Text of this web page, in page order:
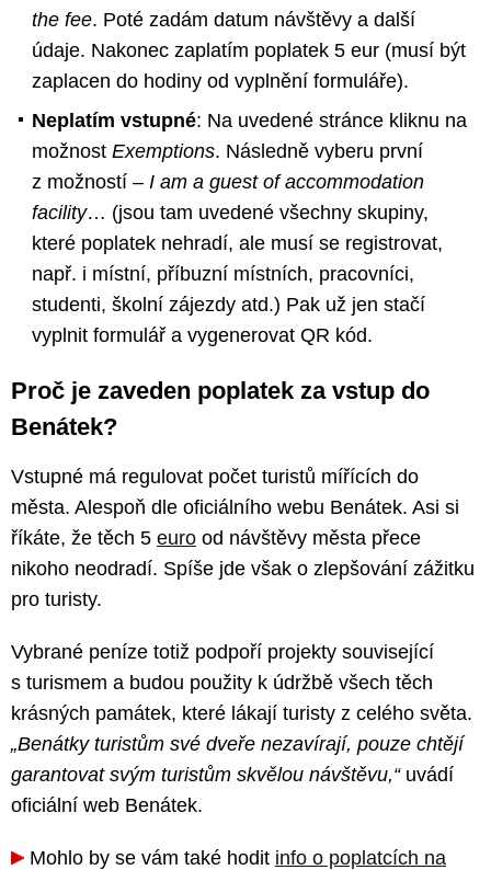
the fee. Poté zadám datum návštěvy a další
údaje. Nakonec zaplatím poplatek 5 eur (musí být
zaplacen do hodiny od vyplnění formuláře).
Neplatím vstupné: Na uvedené stránce kliknu na
možnost Exemptions. Následně vyberu první
z možností – I am a guest of accommodation
facility… (jsou tam uvedené všechny skupiny,
které poplatek nehradí, ale musí se registrovat,
např. i místní, příbuzní místních, pracovníci,
studenti, školní zájezdy atd.) Pak už jen stačí
vyplnit formulář a vygenerovat QR kód.
Proč je zaveden poplatek za vstup do
Benátek?
Vstupné má regulovat počet turistů mířících do
města. Alespoň dle oficiálního webu Benátek. Asi si
říkáte, že těch 5 euro od návštěvy města přece
nikoho neodradí. Spíše jde však o zlepšování zážitku
pro turisty.
Vybrané peníze totiž podpoří projekty související
s turismem a budou použity k údržbě všech těch
krásných památek, které lákají turisty z celého světa.
„Benátky turistům své dveře nezavírají, pouze chtějí
garantovat svým turistům skvělou návštěvu,“uvádí
oficiální web Benátek.
Mohlo by se vám také hodit info o poplatcích na